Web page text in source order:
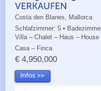
Costa den Blanes, Mallorca
Schlafzimmer: 5 •
Villa – Chalet – Haus – House
Casa – Finca
€ 4,950,000